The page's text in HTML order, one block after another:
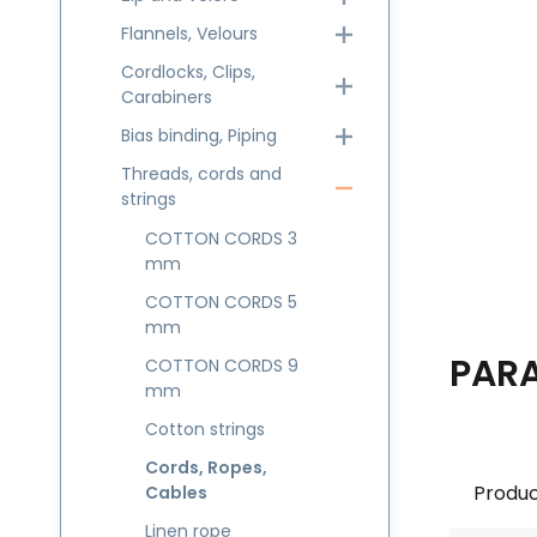
Flannels, Velours
Cordlocks, Clips,
Carabiners
Bias binding, Piping
Threads, cords and
strings
COTTON CORDS 3
mm
COTTON CORDS 5
mm
COTTON CORDS 9
mm
Cotton strings
Cords, Ropes,
Cables
Linen rope